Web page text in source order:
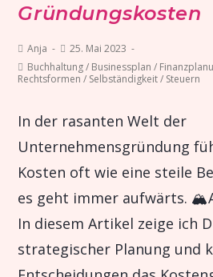
Gründungskosten
Anja
25. Mai 2023
Buchhaltung / Businessplan /
Rechtsformen / Selbständigkeit / Steuern
In der rasanten Welt der
Unternehmensgründung
Kosten oft wie eine steile
es geht immer aufwärts.
In diesem Artikel zeige ich
strategischer Planung und